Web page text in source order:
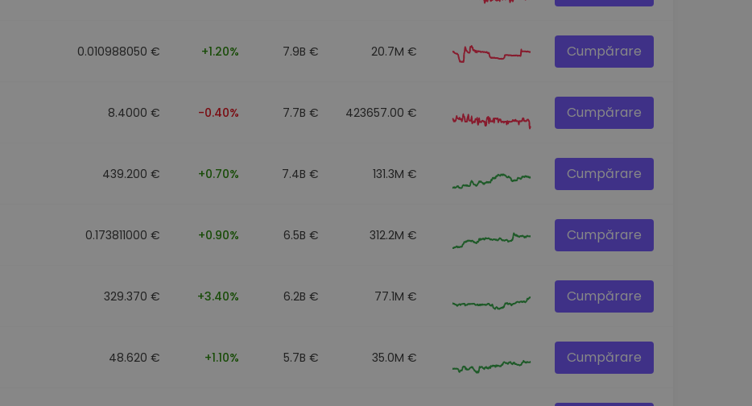
0.010988050 € +1.20% 7.9B € 20.7M € Cumpărare
8.4000 € -0.40% 7.7B € 423657.00 € Cumpărare
439.200 € +0.70% 7.4B € 131.3M € Cumpărare
0.173811000 € +0.90% 6.5B € 312.2M € Cumpărare
329.370 € +3.40% 6.2B € 77.1M € Cumpărare
48.620 € +1.10% 5.7B € 35.0M € Cumpărare